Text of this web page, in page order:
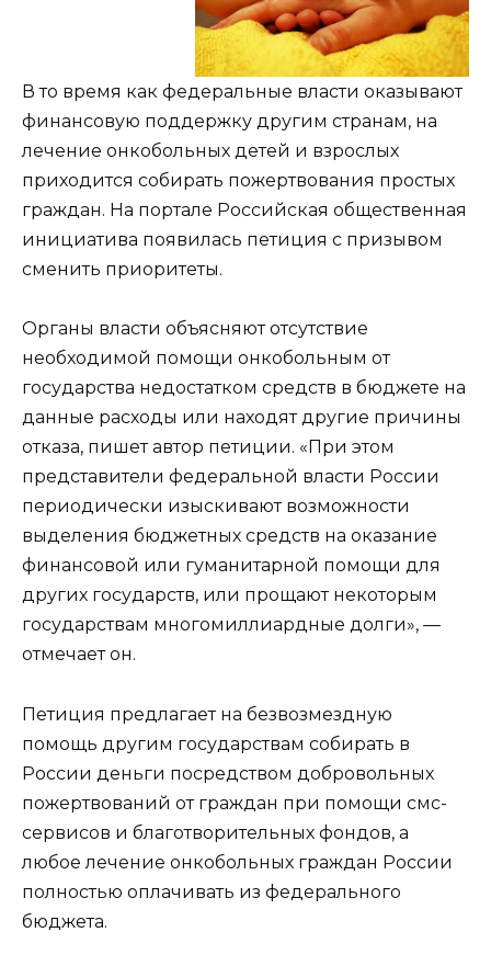
В то время как федеральные власти оказывают
финансовую поддержку другим странам, на
лечение онкобольных детей и взрослых
приходится собирать пожертвования простых
граждан. На портале Российская общественная
инициатива появилась петиция с призывом
сменить приоритеты.
Органы власти объясняют отсутствие
необходимой помощи онкобольным от
государства недостатком средств в бюджете на
данные расходы или находят другие причины
отказа, пишет автор петиции. «При этом
представители федеральной власти России
периодически изыскивают возможности
выделения бюджетных средств на оказание
финансовой или гуманитарной помощи для
других государств, или прощают некоторым
государствам многомиллиардные долги», —
отмечает он.
Петиция предлагает на безвозмездную
помощь другим государствам собирать в
России деньги посредством добровольных
пожертвований от граждан при помощи смс-
сервисов и благотворительных фондов, а
любое лечение онкобольных граждан России
полностью оплачивать из федерального
бюджета.